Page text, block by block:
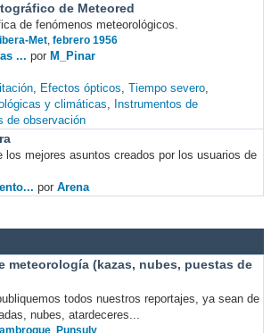
de Meteored
de fenómenos meteorológicos.
Met, febrero 1956
... por M_Pinar
Efectos ópticos Tiempo severo
y climáticas
Instrumentos de
de observación
los mejores asuntos creados por los usuarios de
por Arena
meteorología (kazas, nubes, puestas de
todos nuestros reportajes, ya sean de
nubes, atardeceres...
, Punsuly